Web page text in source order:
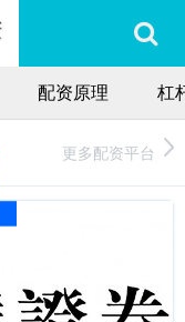
配资原理 杠
更多配资平台